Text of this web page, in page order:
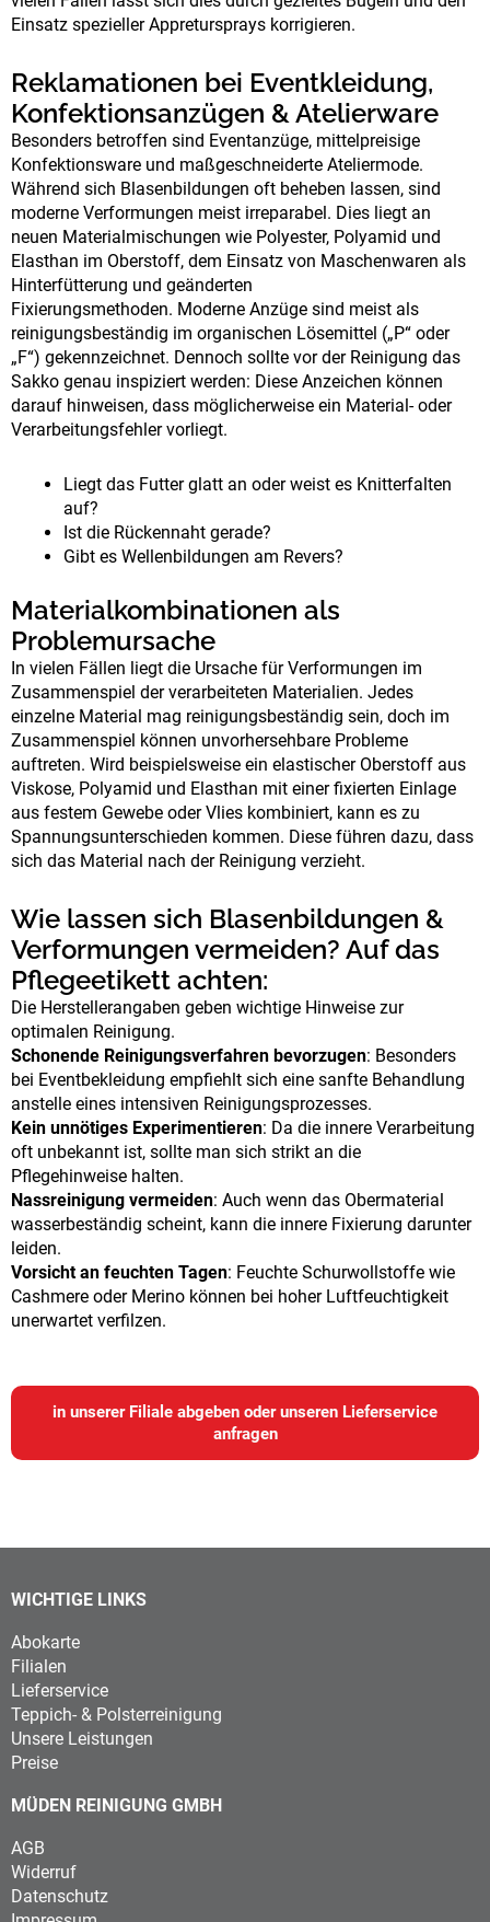
Einsatz spezieller Appretursprays korrigieren.
Reklamationen bei Eventkleidung,
Konfektionsanzügen & Atelierware
Besonders betroffen sind Eventanzüge, mittelpreisige
Konfektionsware und maßgeschneiderte Ateliermode.
Während sich Blasenbildungen oft beheben lassen, sind
moderne Verformungen meist irreparabel. Dies liegt an
neuen Materialmischungen wie Polyester, Polyamid und
Elasthan im Oberstoff, dem Einsatz von Maschenwaren als
Hinterfütterung und geänderten
Fixierungsmethoden. Moderne Anzüge sind meist als
reinigungsbeständig im organischen Lösemittel („P“ oder
„F“) gekennzeichnet. Dennoch sollte vor der Reinigung das
Sakko genau inspiziert werden: Diese Anzeichen können
darauf hinweisen, dass möglicherweise ein Material- oder
Verarbeitungsfehler vorliegt.
Liegt das Futter glatt an oder weist es Knitterfalten
auf?
Ist die Rückennaht gerade?
Gibt es Wellenbildungen am Revers?
Materialkombinationen als
Problemursache
In vielen Fällen liegt die Ursache für Verformungen im
Zusammenspiel der verarbeiteten Materialien. Jedes
einzelne Material mag reinigungsbeständig sein, doch im
Zusammenspiel können unvorhersehbare Probleme
auftreten. Wird beispielsweise ein elastischer Oberstoff aus
Viskose, Polyamid und Elasthan mit einer fixierten Einlage
aus festem Gewebe oder Vlies kombiniert, kann es zu
Spannungsunterschieden kommen. Diese führen dazu, dass
sich das Material nach der Reinigung verzieht.
Wie lassen sich Blasenbildungen &
Verformungen vermeiden? Auf das
Pflegeetikett achten:
Die Herstellerangaben geben wichtige Hinweise zur
optimalen Reinigung.
Schonende Reinigungsverfahren bevorzugen: Besonders
bei Eventbekleidung empfiehlt sich eine sanfte Behandlung
anstelle eines intensiven Reinigungsprozesses.
Kein unnötiges Experimentieren: Da die innere Verarbeitung
oft unbekannt ist, sollte man sich strikt an die
Pflegehinweise halten.
Nassreinigung vermeiden: Auch wenn das Obermaterial
wasserbeständig scheint, kann die innere Fixierung darunter
leiden.
Vorsicht an feuchten Tagen: Feuchte Schurwollstoffe wie
Cashmere oder Merino können bei hoher Luftfeuchtigkeit
unerwartet verfilzen.
in unserer Filiale abgeben oder unseren Lieferservice
anfragen
WICHTIGE LINKS
Abokarte
Filialen
Lieferservice
Teppich- & Polsterreinigung
Unsere Leistungen
Preise
MÜDEN REINIGUNG GMBH
AGB
Widerruf
Datenschutz